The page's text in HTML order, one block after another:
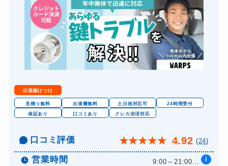
スーツケースカギ開け 8,800円～(税込)
スーツケースカギ作成 8,800円～(税込)
金庫カギ開け 14,300円～(税込)
金庫カギ修理 11,000円～(税込)
金庫カギ交換
ロッカーカギ開け 8,800円～(税込)
ドアノブカギ開け
ドアノブカギ作成 8,800円～(税込)
ドアノブカギ交換 11,000円～(税込)
出張駆けつけ
見積り無料 出張費無料 土日祝対応可
24時間受付
保証あり
口コミあり クレカ決済対応
口コミ評価 ★★★★★ 4.92 (24)
営業時間 9:00～21:00... i